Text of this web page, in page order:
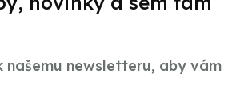
našemu newsletteru, aby vám